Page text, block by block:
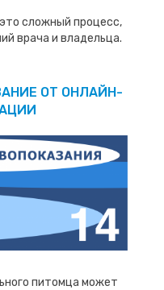
сложный процесс,
врача и владельца.
ОТ ОНЛАЙН-
питомца может